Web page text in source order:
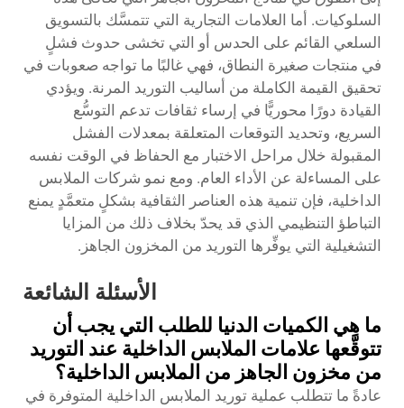
السلوكيات. أما العلامات التجارية التي تتمسَّك بالتسويق
السلعي القائم على الحدس أو التي تخشى حدوث فشلٍ
في منتجات صغيرة النطاق، فهي غالبًا ما تواجه صعوبات في
تحقيق القيمة الكاملة من أساليب التوريد المرنة. ويؤدي
القيادة دورًا محوريًّا في إرساء ثقافات تدعم التوسُّع
السريع، وتحديد التوقعات المتعلقة بمعدلات الفشل
المقبولة خلال مراحل الاختبار مع الحفاظ في الوقت نفسه
على المساءلة عن الأداء العام. ومع نمو شركات الملابس
الداخلية، فإن تنمية هذه العناصر الثقافية بشكلٍ متعمَّدٍ يمنع
التباطؤ التنظيمي الذي قد يحدّ بخلاف ذلك من المزايا
التشغيلية التي يوفِّرها التوريد من المخزون الجاهز.
الأسئلة الشائعة
ما هي الكميات الدنيا للطلب التي يجب أن
تتوقَّعها علامات الملابس الداخلية عند التوريد
من مخزون الجاهز من الملابس الداخلية؟
عادةً ما تتطلب عملية توريد الملابس الداخلية المتوفرة في